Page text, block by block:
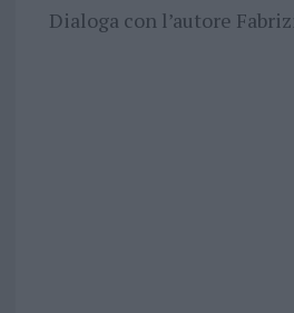
Dialoga con l’autore